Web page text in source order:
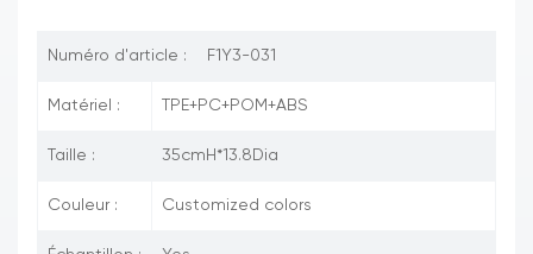
Numéro d'article : F1Y3-031
Matériel : TPE+PC+POM+ABS
Taille : 35cmH*13.8Dia
Couleur : Customized colors